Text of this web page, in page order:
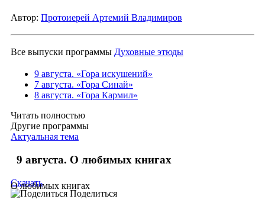
Автор: Протоиерей Артемий Владимиров
Все выпуски программы Духовные этюды
9 августа. «Гора искушений»
7 августа. «Гора Синай»
8 августа. «Гора Кармил»
Читать полностью
Другие программы
Актуальная тема
9 августа. О любимых книгах
О любимых книгах
Скачать
Поделиться